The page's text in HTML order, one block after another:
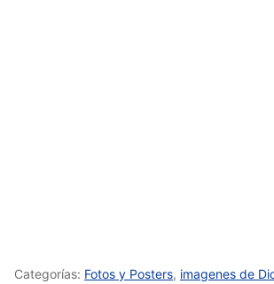
Categorías: Fotos y Posters, imagenes de